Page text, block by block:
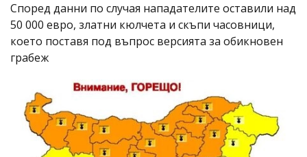
Според данни по случая нападателите оставили над
50 000 евро, златни кюлчета и скъпи часовници,
което поставя под въпрос версията за обикновен
грабеж